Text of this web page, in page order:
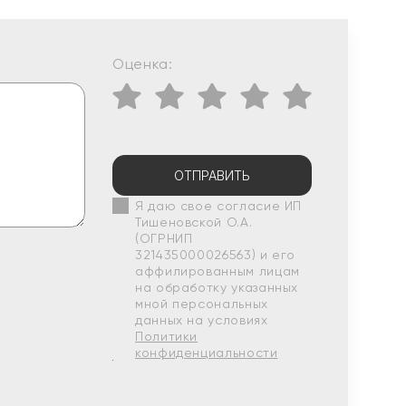
Оценка:
ОТПРАВИТЬ
Я даю свое согласие ИП
Тишеновской О.А.
(ОГРНИП
321435000026563) и его
аффилированным лицам
на обработку указанных
мной персональных
данных на условиях
Политики
конфиденциальности